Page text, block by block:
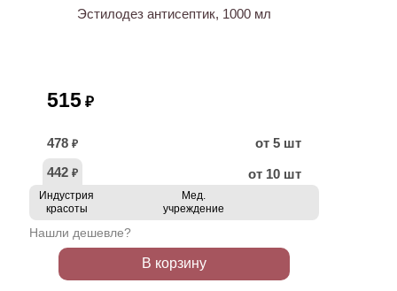
Эстилодез антисептик, 1000 мл
515 ₽
478 ₽
от 5 шт
442 ₽ от 10 шт
Индустрия
красоты
Мед.
учреждение
Нашли дешевле?
В корзину